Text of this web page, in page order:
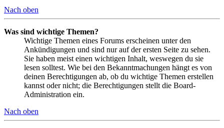
Nach oben
Was sind wichtige Themen?
Wichtige Themen eines Forums erscheinen unter den
Ankündigungen und sind nur auf der ersten Seite zu sehen.
Sie haben meist einen wichtigen Inhalt, weswegen du sie
lesen solltest. Wie bei den Bekanntmachungen hängt es von
deinen Berechtigungen ab, ob du wichtige Themen erstellen
kannst oder nicht; die Berechtigungen stellt die Board-
Administration ein.
Nach oben